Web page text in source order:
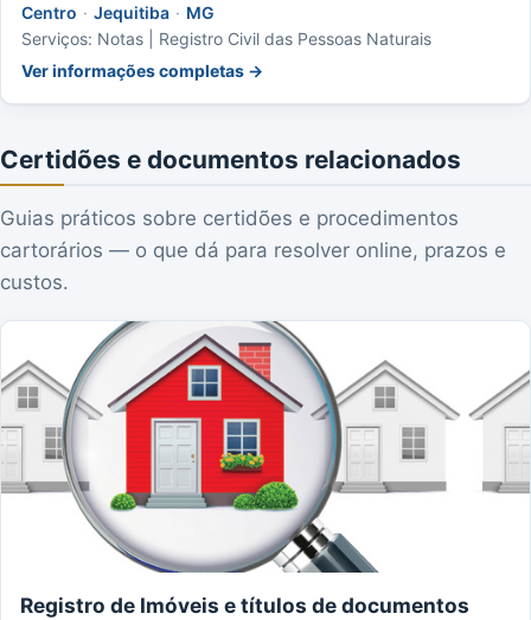
Centro · Jequitiba · MG
Serviços: Notas | Registro Civil das Pessoas Naturais
Ver informações completas →
Certidões e documentos relacionados
Guias práticos sobre certidões e procedimentos
cartorários — o que dá para resolver online, prazos e
custos.
Registro de Imóveis e títulos de documentos